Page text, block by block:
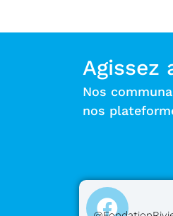
Agissez
Nos
nos